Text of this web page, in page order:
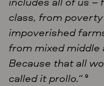
class, from
impoverished
from mixed middle
Because that all
called it prollo.“9